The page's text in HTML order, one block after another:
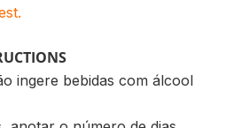
ingere bebidas com álcool